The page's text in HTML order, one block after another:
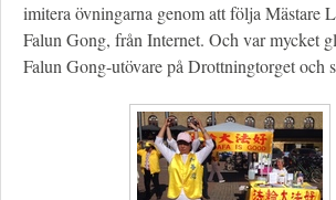
imitera övningarna genom att följa Mästare
Falun Gong, från Internet. Och var mycket
Falun Gong-utövare på Drottningtorget och